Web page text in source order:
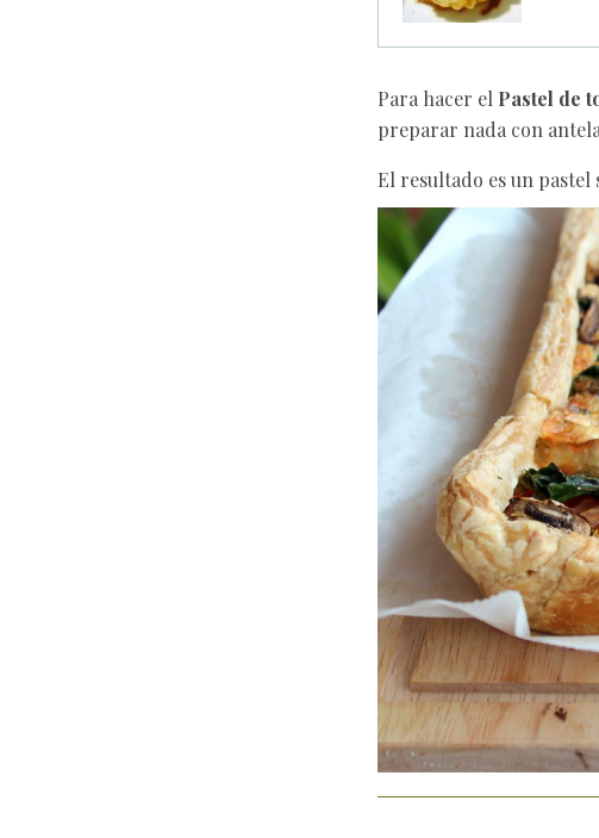
Para hacer el Pastel de
preparar nada con
El resultado es un